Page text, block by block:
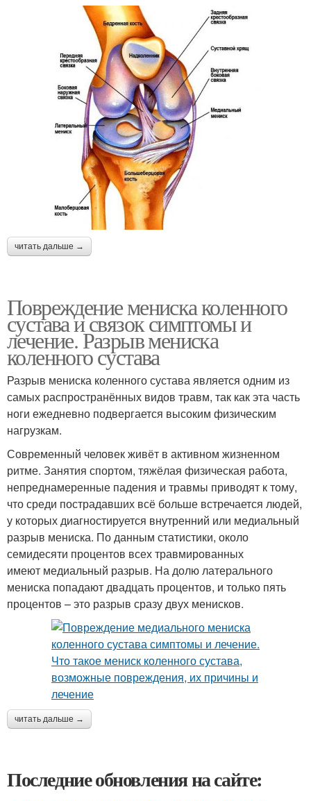
читать дальше →
Повреждение мениска коленного
сустава и связок симптомы и
лечение. Разрыв мениска
коленного сустава
Разрыв мениска коленного сустава является одним из
самых распространённых видов травм, так как эта часть
ноги ежедневно подвергается высоким физическим
нагрузкам.
Современный человек живёт в активном жизненном
ритме. Занятия спортом, тяжёлая физическая работа,
непреднамеренные падения и травмы приводят к тому,
что среди пострадавших всё больше встречается людей,
у которых диагностируется внутренний или медиальный
разрыв мениска. По данным статистики, около
семидесяти процентов всех травмированных
имеют медиальный разрыв. На долю латерального
мениска попадают двадцать процентов, и только пять
процентов – это разрыв сразу двух менисков.
читать дальше →
Последние обновления на сайте: